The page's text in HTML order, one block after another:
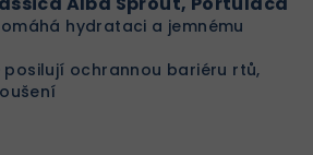
hydrataci a jemnému
posilují ochrannou bariéru rtů,